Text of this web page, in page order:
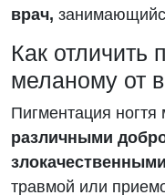
врач,
Как отличить
меланому от
Пигментация
различными
травмой или